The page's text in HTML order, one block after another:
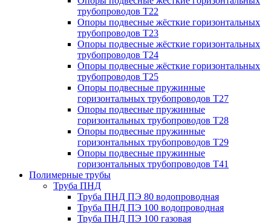
трубопроводов Т22
Опоры подвесные жёсткие горизонтальных
трубопроводов Т23
Опоры подвесные жёсткие горизонтальных
трубопроводов Т24
Опоры подвесные жёсткие горизонтальных
трубопроводов Т25
Опоры подвесные пружинные
горизонтальных трубопроводов Т27
Опоры подвесные пружинные
горизонтальных трубопроводов Т28
Опоры подвесные пружинные
горизонтальных трубопроводов Т29
Опоры подвесные пружинные
горизонтальных трубопроводов Т41
Полимерные трубы
Труба ПНД
Труба ПНД ПЭ 80 водопроводная
Труба ПНД ПЭ 100 водопроводная
Труба ПНД ПЭ 100 газовая